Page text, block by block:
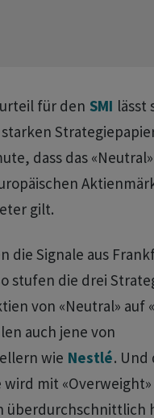
für den SMI lässt
dass das
gilt.
die Signale aus
stufen die drei
von «Neutral» auf
auch jene von
wie Nestlé. Und
mit
überdurchschnittlich